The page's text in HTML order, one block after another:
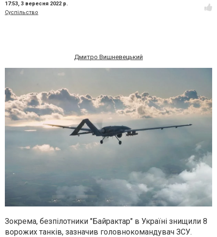
17:53, 3 вересня 2022 р.
Суспільство
Дмитро Вишневецький
Зокрема, безпілотники "Байрактар" в Україні знищили 8
ворожих танків, зазначив головнокомандувач ЗСУ.